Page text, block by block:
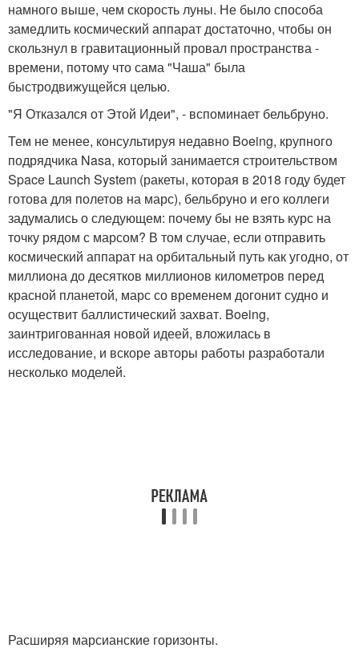
намного выше, чем скорость луны. Не было способа
замедлить космический аппарат достаточно, чтобы он
скользнул в гравитационный провал пространства -
времени, потому что сама "Чаша" была
быстродвижущейся целью.
"Я Отказался от Этой Идеи", - вспоминает бельбруно.
Тем не менее, консультируя недавно Boeing, крупного
подрядчика Nasa, который занимается строительством
Space Launch System (ракеты, которая в 2018 году будет
готова для полетов на марс), бельбруно и его коллеги
задумались о следующем: почему бы не взять курс на
точку рядом с марсом? В том случае, если отправить
космический аппарат на орбитальный путь как угодно, от
миллиона до десятков миллионов километров перед
красной планетой, марс со временем догонит судно и
осуществит баллистический захват. Boeing,
заинтригованная новой идеей, вложилась в
исследование, и вскоре авторы работы разработали
несколько моделей.
Расширяя марсианские горизонты.